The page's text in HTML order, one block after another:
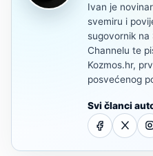
Ivan je
svemiru i
sugovornik
Channelu te
Kozmos.hr,
posvećenog
Svi članci